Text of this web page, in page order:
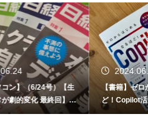
2024.06.12
【書籍】ゼロからはじめる なるほ
ど！Copilot活用術（技術評論社）